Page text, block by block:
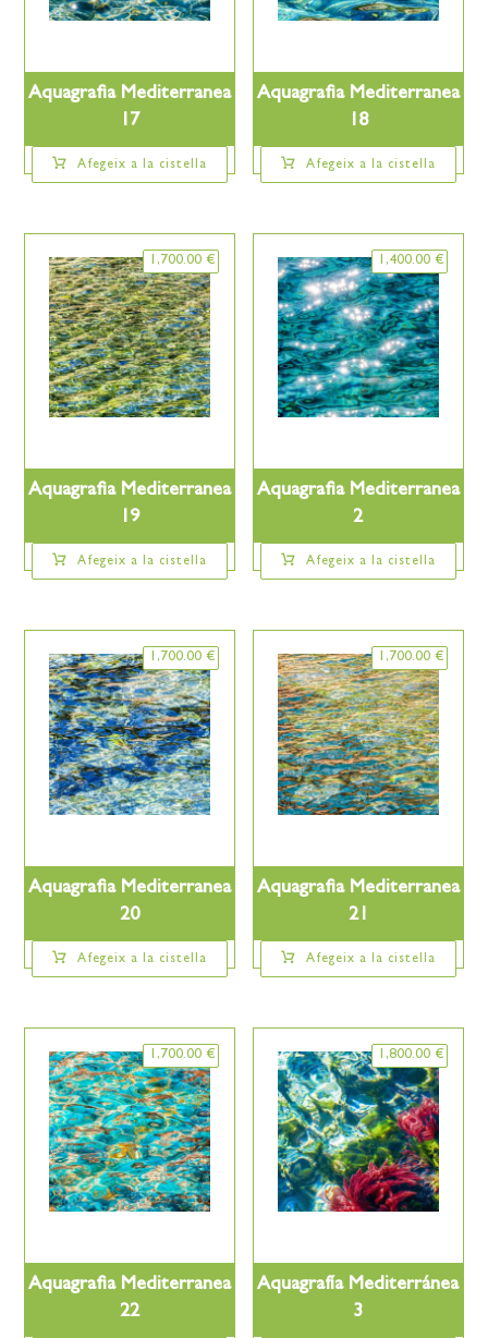
Aquagrafia Mediterranea
17
Afegeix a la cistella
Aquagrafia Mediterranea
18
Afegeix a la cistella
Aquagrafia Mediterranea
19
1,700.00 €
Afegeix a la cistella
Aquagrafia Mediterranea
2
1,400.00 €
Afegeix a la cistella
Aquagrafia Mediterranea
20
1,700.00 €
Afegeix a la cistella
Aquagrafia Mediterranea
21
1,700.00 €
Afegeix a la cistella
Aquagrafia Mediterranea
22
1,700.00 €
Aquagrafía Mediterránea
3
1,800.00 €